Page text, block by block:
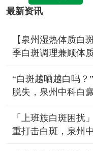
最新资讯
【泉州湿热体质白
季白斑调理兼顾体
“白斑越晒越白吗
脱失，泉州中科白
「上班族白斑困扰
重打击白斑，泉州